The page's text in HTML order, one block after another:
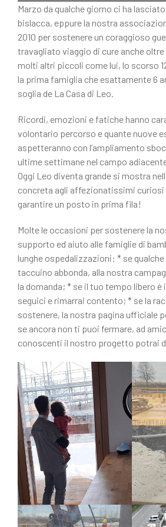
Marzo da qualche giorno ci ha
bislacca, eppure la nostra
2010 per sostenere un coraggioso
travagliato viaggio di cure anche
molti altri piccoli come lui, lo scorso
la prima famiglia che esattamente 6
soglia de La Casa di Leo.
Ricordi, emozioni e fatiche hanno
volontario percorso e quante nuove
aspetteranno con l’ampliamento
ultime settimane nel campo
Oggi Leo diventa grande si mostra
concreta agli affezionatissimi curiosi
garantire un posto in prima fila!
Molte le occasioni per sostenere la
supporto ed aiuto alle famiglie di
lunghe ospedalizzazioni: * se
taccuino abbonda, alla nostra
la domanda; * se il tuo tempo libero è
seguici e rimarrai contento; * se la
sostenere, la nostra pagina ufficiale
se ancora non ti puoi fermare, ad
conoscenti il nostro progetto potrai